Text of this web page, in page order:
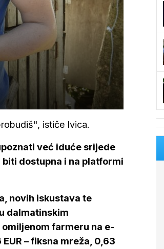
ističe Ivica.
već iduće srijede
biti dostupna i na platformi
novih iskustava te
dalmatinskim
farmeru na e-
– fiksna mreža, 0,63